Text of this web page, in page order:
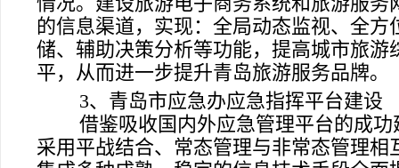
的信息渠道，实现：全局动态监视、全
储、辅助决策分析等功能，提高城市旅
平，从而进一步提升青岛旅游服务品牌。
3、青岛市应急办应急指挥平台建设
借鉴吸收国内外应急管理平台的成功
采用平战结合、常态管理与非常态管理